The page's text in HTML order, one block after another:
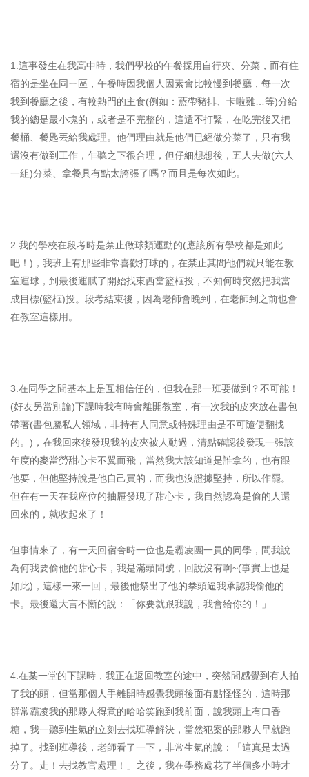
1.這事發生在我高中時，我們學校的午餐採用自行夾、分菜，而有住
宿的是坐在同ㄧ區，午餐時因我個人因素會比較慢到餐廳，每一次
我到餐廳之後，有較熱門的主食(例如：藍帶豬排、卡啦雞…等)分給
我的總是最小塊的，或者是不完整的，這還不打緊，在吃完後又把
餐桶、餐匙丟給我處理。他們理由就是他們已經做分菜了，只有我
還沒有做到工作，乍聽之下很合理，但仔細想想後，五人去做(六人
一組)分菜、拿餐具有點太誇張了嗎？而且是每次如此。
2.我的學校在段考時是禁止做球類運動的(應該所有學校都是如此
吧！)，我班上有那些非常喜歡打球的，在禁止其間他們就只能在教
室運球，到最後運膩了開始找東西當籃框投，不知何時突然把我當
成目標(籃框)投。段考結束後，因為老師會晚到，在老師到之前也會
在教室這樣用。
3.在同學之間基本上是互相信任的，但我在那一班要做到？不可能！
(好友另當別論)下課時我有時會離開教室，有一次我的皮夾放在書包
帶著(書包屬私人領域，非持有人同意或特殊理由是不可隨便翻找
的。)，在我回來後發現我的皮夾被人動過，清點確認後發現一張該
年度的麥當勞甜心卡不翼而飛，當然我大該知道是誰拿的，也有跟
他要，但他堅持說是他自己買的，而我也沒證據堅持，所以作罷。
但在有一天在我座位的抽屜發現了甜心卡，我自然認為是偷的人還
回來的，就收起來了！
但事情來了，有一天回宿舍時一位也是霸凌團一員的同學，問我說
為何我要偷他的甜心卡，我是滿頭問號，回說沒有啊~(事實上也是
如此)，這樣一來一回，最後他祭出了他的拳頭逼我承認我偷他的
卡。最後還大言不慚的說：「你要就跟我說，我會給你的！」
4.在某一堂的下課時，我正在返回教室的途中，突然間感覺到有人拍
了我的頭，但當那個人手離開時感覺我頭後面有點怪怪的，這時那
群常霸凌我的那夥人得意的哈哈笑跑到我前面，說我頭上有口香
糖，我一聽到生氣的立刻去找班導解決，當然犯案的那夥人早就跑
掉了。找到班導後，老師看了一下，非常生氣的說：「這真是太過
分了。走！去找教官處理！」之後，我在學務處花了半個多小時才